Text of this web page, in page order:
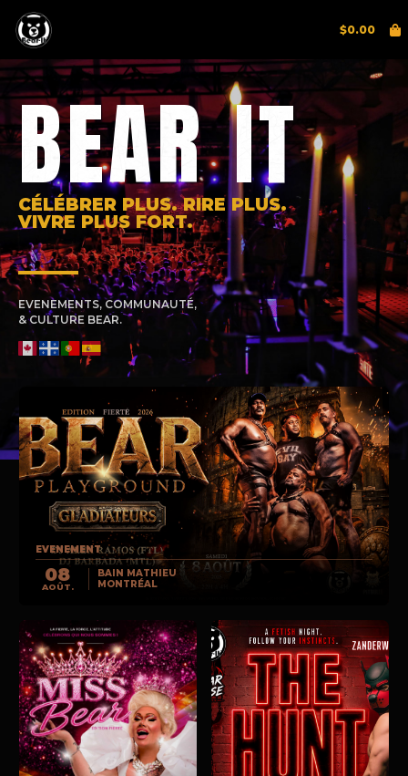
$0.00
BEAR IT
CÉLÉBRER PLUS. RIRE PLUS.
VIVRE PLUS FORT.
EVENEMENTS, COMMUNAUTÉ,
& CULTURE BEAR.
EVENEMENT
08
AOÛT.
BAIN MATHIEU
MONTRÉAL